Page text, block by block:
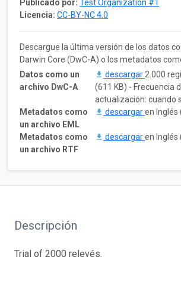
Publicado por: Test Organization #1
Licencia: CC-BY-NC 4.0
Descargue la última versión de los datos
Darwin Core (DwC-A) o los metadatos
Datos como un
archivo DwC-A
descargar 2.000
(611 KB) - Frecuencia
actualización: cuando
Metadatos como
un archivo EML
descargaren Inglés
Metadatos como
un archivo RTF
descargaren Inglés
Descripción
Trial of 2000 relevés.